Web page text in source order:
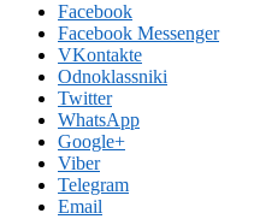
Facebook
Facebook Messenger
VKontakte
Odnoklassniki
Twitter
WhatsApp
Google+
Viber
Telegram
Email